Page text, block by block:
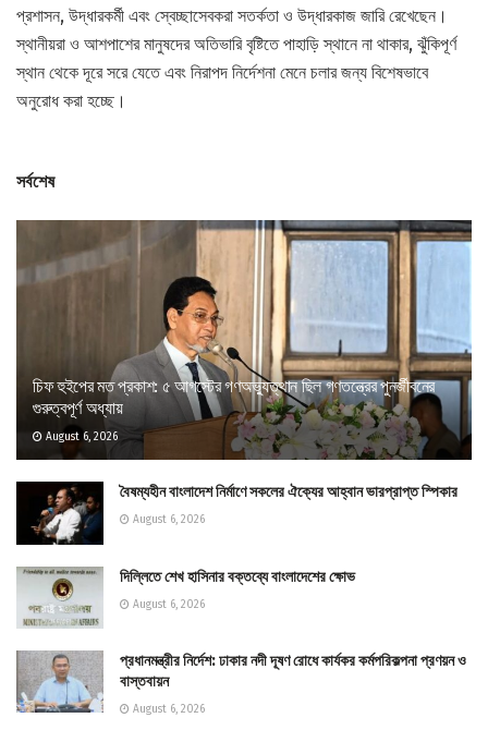
প্রশাসন, উদ্ধারকর্মী এবং স্বেচ্ছাসেবকরা সতর্কতা ও উদ্ধারকাজ জারি রেখেছেন।
স্থানীয়রা ও আশপাশের মানুষদের অতিভারি বৃষ্টিতে পাহাড়ি স্থানে না থাকার, ঝুঁকিপূর্ণ
স্থান থেকে দূরে সরে যেতে এবং নিরাপদ নির্দেশনা মেনে চলার জন্য বিশেষভাবে
অনুরোধ করা হচ্ছে।
সর্বশেষ
চিফ হুইপের মত প্রকাশ: ৫ আগস্টের গণঅভ্যুত্থান ছিল গণতন্ত্রের পুনর্জীবনের
গুরুত্বপূর্ণ অধ্যায়
August 6, 2026
বৈষম্যহীন বাংলাদেশ নির্মাণে সকলের ঐক্যের আহ্বান ভারপ্রাপ্ত স্পিকার
August 6, 2026
দিল্লিতে শেখ হাসিনার বক্তব্যে বাংলাদেশের ক্ষোভ
August 6, 2026
প্রধানমন্ত্রীর নির্দেশ: ঢাকার নদী দূষণ রোধে কার্যকর কর্মপরিকল্পনা প্রণয়ন ও
বাস্তবায়ন
August 6, 2026